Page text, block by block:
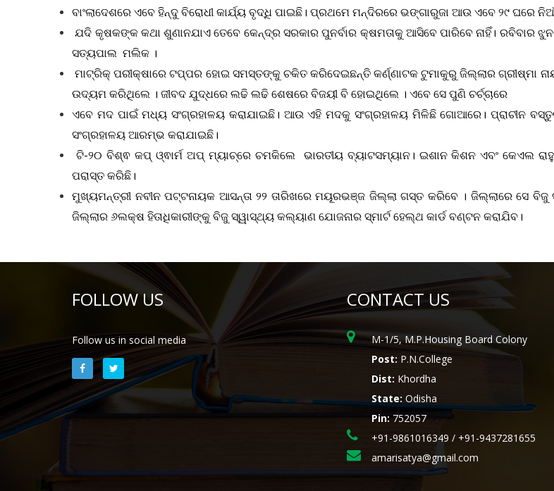
ବାଂଲାଦେଶରେ ଏବେ ହିନ୍ଦୁ ବିରୋଧୀ କାର୍ଯ୍ୟ ବୃଦ୍ଧି ପାଇଛି। ପ୍ରଥମେ ମନ୍ଦିରରେ ଭଙ୍ଗାରୁଜା ଆଉ ଏବେ ୨୯ ଘରେ
ଯଦି କୃଷକଙ୍କ କଥା ଶୁଣାନଯାଏ ତେବେ କେନ୍ଦ୍ର ସରକାର ପୁନର୍ବାର କ୍ଷମତାକୁ ଆସିବେ ପାରିବେ ନାହିଁ। ରବିବାର
ସତ୍ୟପାଲ ମଲିକ ।
ମାଟ୍ରିକ୍‌ ପରୀକ୍ଷାରେ ଟପ୍ପର ହୋଇ ସମସ୍ତଙ୍କୁ ଚକିତ କରିଦେଇଛନ୍ତି କର୍ଣ୍ଣାଟକ ଟୁମାକୁରୁ ଜିଲ୍ଲାର ଗ୍ରୀଷ୍ମା
ଉଦ୍ୟମ କରିଥିଲେ । ଜୀବଦ ଯୁଦ୍ଧରେ ଲଢି ଲଢି ଶେଷରେ ବିଜୟୀ ବି ହୋଇଥିଲେ । ଏବେ ସେ ପୁଣି ଚର୍ଚ୍ଚାରେ
ଏବେ ମଦ ପାଇଁ ମଧ୍ୟ ସଂଗ୍ରହାଳୟ କରାଯାଇଛି। ଆଉ ଏହି ମଦକୁ ସଂଗ୍ରହାଳୟ ମିଳିଛି ଗୋଆରେ। ପ୍ରାଚୀନ
ସଂଗ୍ରହାଳୟ ଆରମ୍ଭ କରାଯାଇଛି।
ଟି-୨୦ ବିଶ୍ଵ କପ୍ ଓ୍ଵାର୍ମ ଅପ୍ ମ୍ୟାଚ୍‌ରେ ଚମକିଲେ ଭାରତୀୟ ବ୍ୟାଟସମ୍ୟାନ। ଇଶାନ କିଶନ ଏବଂ କେଏଲ
ପରାସ୍ତ କରିଛି।
ମୁଖ୍ୟମନ୍ତ୍ରୀ ନବୀନ ପଟ୍ଟନାୟକ ଆସନ୍ତା ୨୨ ତାରିଖରେ ମୟୂରଭଞ୍ଜ ଜିଲ୍ଲା ଗସ୍ତ କରିବେ । ଜିଲ୍ଲାରେ ସେ ବିଜୁ
ଜିଲ୍ଲାର ୬ଲକ୍ଷ ହିତାଧିକାରୀଙ୍କୁ ବିଜୁ ସ୍ୱାସ୍ଥ୍ୟ କଲ୍ୟାଣ ଯୋଜନାର ସ୍ମାର୍ଟ ହେଲ୍‌ଥ କାର୍ଡ ବଣ୍ଟନ କରାଯିବ।
FOLLOW US
Follow us in social media
CONTACT US
M-1/5, M.P.Housing Board Colony
Post: P.N.College
Dist: Khordha
State: Odisha
Pin: 752057
+91-9861016349 / +91-9437281655
amarisatya@gmail.com